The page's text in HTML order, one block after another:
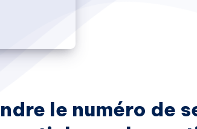
le numéro de